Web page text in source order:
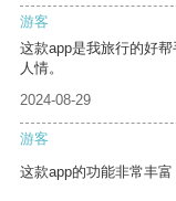
游客
这款app是我旅行的好
人情。
2024-08-29
游客
这款app的功能非常丰富